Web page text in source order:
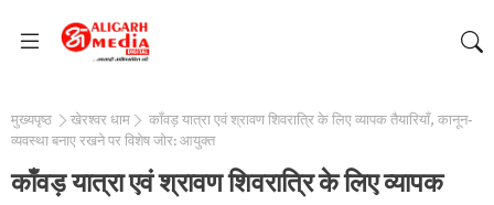
मुख्यपृष्ठ खेरश्वर धाम
काँवड़ यात्रा एवं श्रावण शिवरात्रि के लिए व्यापक तैयारियाँ, कानून-
व्यवस्था बनाए रखने पर विशेष जोर: आयुक्त
काँवड़ यात्रा एवं श्रावण शिवरात्रि के लिए व्यापक